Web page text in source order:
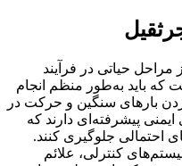
حیاتی در فرآیند
که باید به‌طور منظم انجام
بارهای سنگین و حرکت در
پیشرفته‌ای دارند که
احتمالی جلوگیری کنند.
کنترلی، علائم